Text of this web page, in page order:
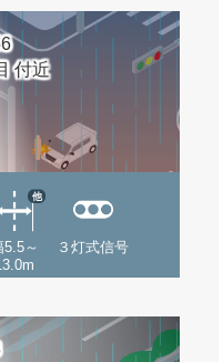
付近
5.5～
他
３灯式信号